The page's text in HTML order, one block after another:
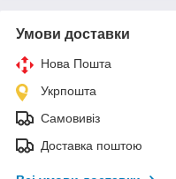
Умови доставки
Нова Пошта
Укрпошта
Самовивіз
Доставка поштою